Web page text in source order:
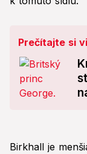
Prečítajte si
Birkhall je